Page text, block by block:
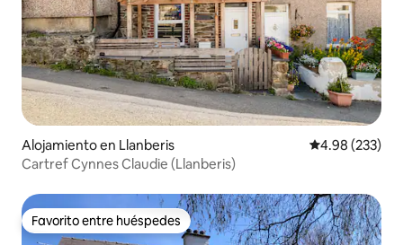
Alojamiento en Llanberis Calificación
4.98 (233)
Cartref Cynnes Claudie (Llanberis)
Favorito entre huéspedes
Favorito entre huéspedes